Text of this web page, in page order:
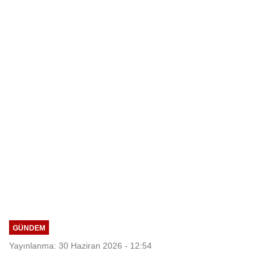
GÜNDEM
Yayınlanma: 30 Haziran 2026 - 12:54